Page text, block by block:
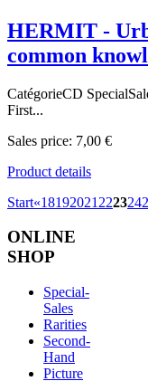
HERMIT -
common
CatégorieCD
First...
Sales price: 7,00 €
Product details
Start«18192021 222324
ONLINE
SHOP
Special-
Sales
Rarities
Second-
Hand
Picture